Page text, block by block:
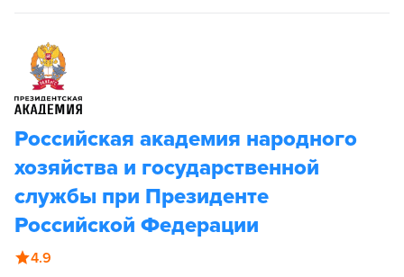
Российская академия народного
хозяйства и государственной
службы при Президенте
Российской Федерации
4.9